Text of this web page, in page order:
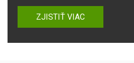
ZJISTIŤ VIAC